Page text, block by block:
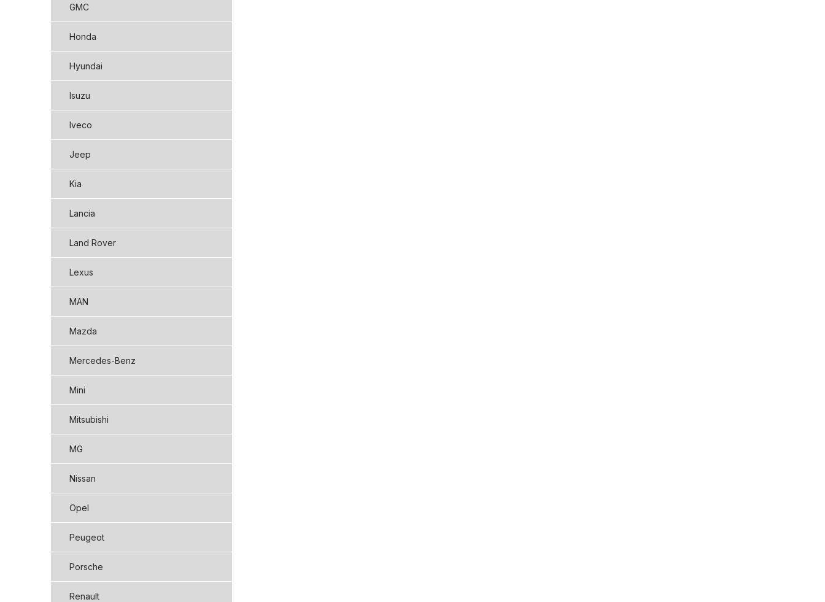
GMC
Honda
Hyundai
Isuzu
Iveco
Jeep
Kia
Lancia
Land Rover
Lexus
MAN
Mazda
Mercedes-Benz
Mini
Mitsubishi
MG
Nissan
Opel
Peugeot
Porsche
Renault